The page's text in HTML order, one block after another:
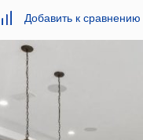
Добавить к сравнению